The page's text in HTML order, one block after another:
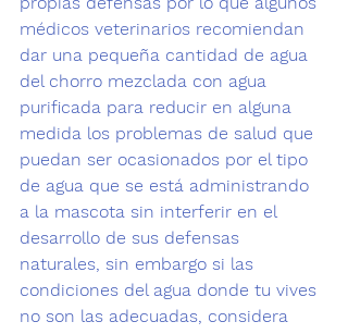
médicos veterinarios recomiendan
dar una pequeña cantidad de agua
del chorro mezclada con agua
purificada para reducir en alguna
medida los problemas de salud que
puedan ser ocasionados por el tipo
de agua que se está administrando
a la mascota sin interferir en el
desarrollo de sus defensas
naturales, sin embargo si las
condiciones del agua donde tu vives
no son las adecuadas, considera